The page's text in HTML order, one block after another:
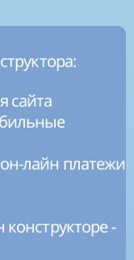
сайта
лайн платежи
-